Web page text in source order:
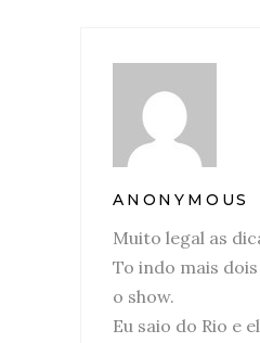
ANONYMOUS
Muito legal as
To indo mais
o show.
Eu saio do Rio e